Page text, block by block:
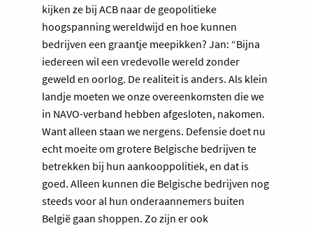
kijken ze bij ACB naar de geopolitieke
hoogspanning wereldwijd en hoe kunnen
bedrijven een graantje meepikken? Jan: “Bijna
iedereen wil een vredevolle wereld zonder
geweld en oorlog. De realiteit is anders. Als klein
landje moeten we onze overeenkomsten die we
in NAVO-verband hebben afgesloten, nakomen.
Want alleen staan we nergens. Defensie doet nu
echt moeite om grotere Belgische bedrijven te
betrekken bij hun aankooppolitiek, en dat is
goed. Alleen kunnen die Belgische bedrijven nog
steeds voor al hun onderaannemers buiten
België gaan shoppen. Zo zijn er ook